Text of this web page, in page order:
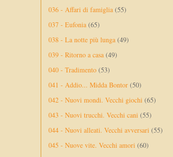
036 - Affari di famiglia (55)
037 - Eufonia (65)
038 - La notte più lunga (49)
039 - Ritorno a casa (49)
040 - Tradimento (53)
041 - Addio... Midda Bontor (50)
042 - Nuovi mondi. Vecchi giochi (65)
043 - Nuovi trucchi. Vecchi cani (55)
044 - Nuovi alleati. Vecchi avversari (55)
045 - Nuove vite. Vecchi amori (60)